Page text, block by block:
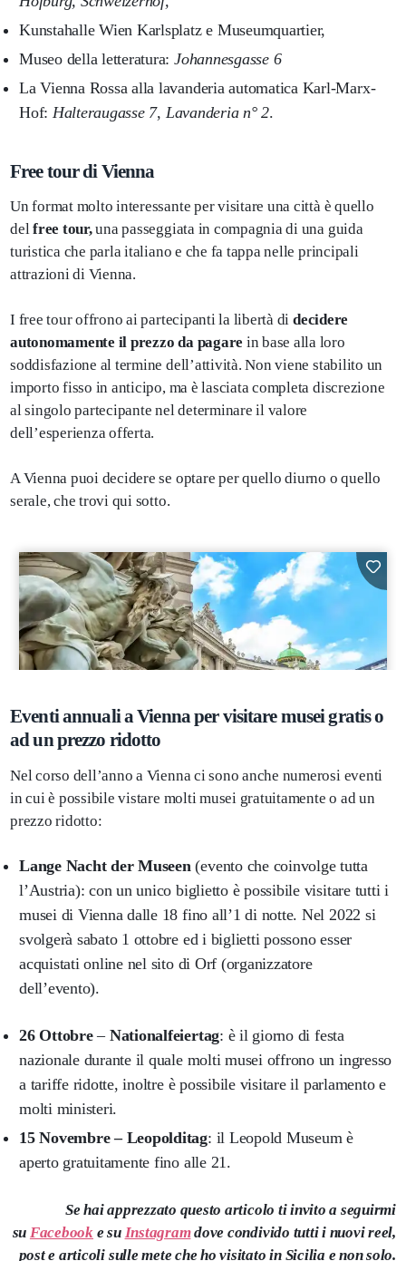
Kunstahalle Wien Karlsplatz e Museumquartier,
Museo della letteratura: Johannesgasse 6
La Vienna Rossa alla lavanderia automatica Karl-Marx-
Hof: Halteraugasse 7, Lavanderia n° 2.
Free tour di Vienna
Un format molto interessante per visitare una città è quello
delfree tour,una passeggiata in compagnia di una guida
turistica che parla italiano e che fa tappa nelle principali
attrazioni di Vienna.
I free tour offrono ai partecipanti la libertà di decidere
autonomamente il prezzo da pagare in base alla loro
soddisfazione al termine dell’attività. Non viene stabilito un
importo fisso in anticipo, ma è lasciata completa discrezione
al singolo partecipante nel determinare il valore
dell’esperienza offerta.
A Vienna puoi decidere se optare per quello diurno o quello
serale, che trovi qui sotto.
Eventi annuali a Vienna per visitare musei gratis o
ad un prezzo ridotto
Nel corso dell’anno a Vienna ci sono anche numerosi eventi
in cui è possibile vistare molti musei gratuitamente o ad un
prezzo ridotto:
Lange Nacht der Museen(evento che coinvolge tutta
l’Austria): con un unico biglietto è possibile visitare tutti i
musei di Vienna dalle 18 fino all’1 di notte. Nel 2022 si
svolgerà sabato 1 ottobre ed i biglietti possono esser
acquistati online nel sito di Orf (organizzatore
dell’evento).
26 Ottobre– Nationalfeiertag: è il giorno di festa
nazionale durante il quale molti musei offrono un ingresso
a tariffe ridotte, inoltre è possibile visitare il parlamento e
molti ministeri.
15 Novembre – Leopolditag: il Leopold Museum è
aperto gratuitamente fino alle 21.
Se hai apprezzato questo articolo ti invito a seguirmi
su Facebooke su Instagramdove condivido tutti i nuovi reel,
post e articoli sulle mete che ho visitato in Sicilia e non solo.